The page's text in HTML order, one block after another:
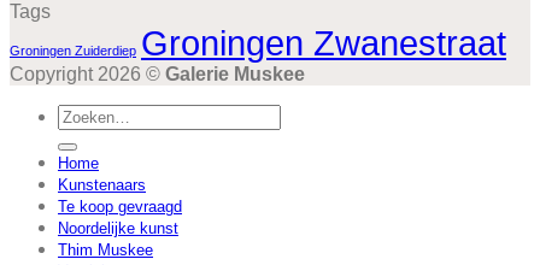
Tags
Groningen Zuiderdiep Groningen Zwanestraat
Copyright 2026 © Galerie Muskee
Zoeken
naar:
Home
Kunstenaars
Te koop gevraagd
Noordelijke kunst
Thim Muskee